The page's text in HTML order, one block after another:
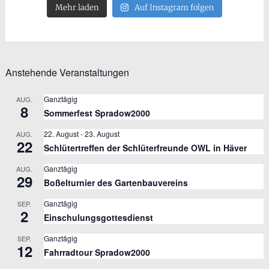
Mehr laden Auf Instagram folgen
Anstehende Veranstaltungen
AUG.
8
Ganztägig
Sommerfest Spradow2000
AUG.
22
22. August-23. August
Schlütertreffen der Schlüterfreunde OWL in Häver
AUG.
29
Ganztägig
Boßelturnier des Gartenbauvereins
SEP.
2
Ganztägig
Einschulungsgottesdienst
SEP.
12
Ganztägig
Fahrradtour Spradow2000